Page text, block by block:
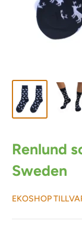
Renlund
Sweden
EKOSHOP